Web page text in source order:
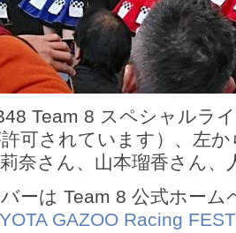
Team 8 スペシャルラ
可されています）、左
奈さん、山本瑠香さん、
バーは Team 8 公式ホーム
GAZOO Racing